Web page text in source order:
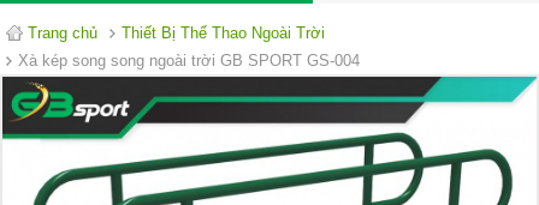
Trang chủ
Thiết Bị Thể Thao Ngoài Trời
Xà kép song song ngoài trời GB SPORT GS-004